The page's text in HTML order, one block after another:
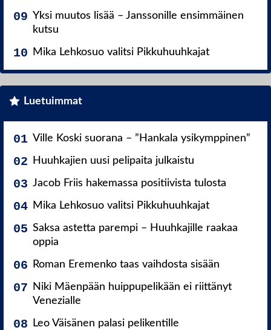
Yksi muutos lisää – Janssonille ensimmäinen
kutsu
Mika Lehkosuo valitsi Pikkuhuuhkajat
Luetuimmat
Ville Koski suorana – ”Hankala ysikymppinen”
Huuhkajien uusi pelipaita julkaistu
Jacob Friis hakemassa positiivista tulosta
Mika Lehkosuo valitsi Pikkuhuuhkajat
Saksa astetta parempi – Huuhkajille raakaa
oppia
Roman Eremenko taas vaihdosta sisään
Niki Mäenpään huippupelikään ei riittänyt
Venezialle
Leo Väisänen palasi pelikentille